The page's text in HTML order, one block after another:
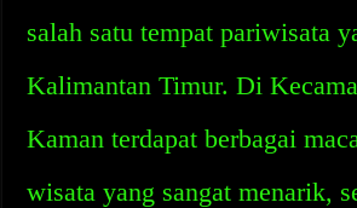
salah satu tempat pariwisata
Kalimantan Timur. Di
Kaman terdapat berbagai
wisata yang sangat menarik,